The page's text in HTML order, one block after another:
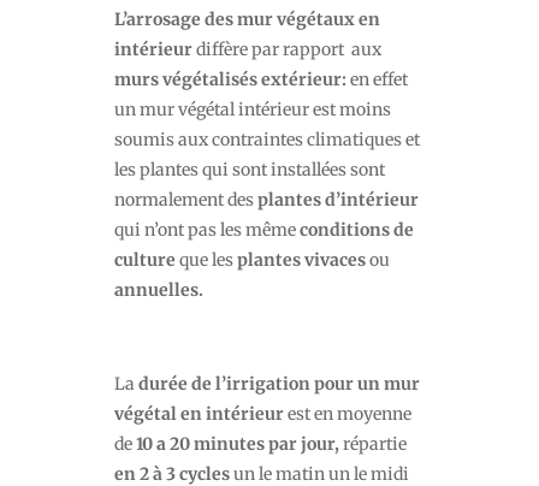
L’arrosage des mur végétaux en
intérieurdiffère par rapport aux
murs végétalisés extérieur: en effet
un mur végétal intérieur est moins
soumis aux contraintes climatiques et
les plantes qui sont installées sont
normalement desplantes d’intérieur
qui n’ont pas les mêmeconditions de
culture que lesplantes vivacesou
annuelles.
La durée de l’irrigation pour un mur
végétal en intérieurest en moyenne
de10 a 20 minutes par jour, répartie
en 2 à 3 cyclesun le matin un le midi